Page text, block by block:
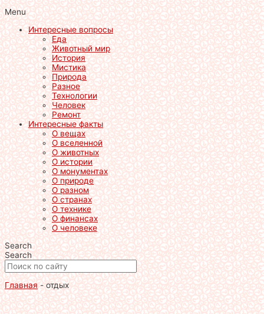
Menu
Интересные вопросы
Еда
Животный мир
История
Мистика
Природа
Разное
Технологии
Человек
Ремонт
Интересные факты
О вещах
О вселенной
О животных
О истории
О монументах
О природе
О разном
О странах
О технике
О финансах
О человеке
Search
Search
Главная-отдых